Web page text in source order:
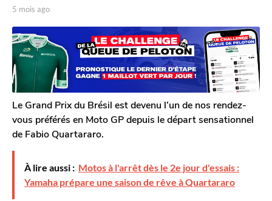
4
m
o
i
s
a
g
o
p
r
T
o
m
G
a
l
r
o
n
5 mois ago
i
s
g
o
Le Grand Prix du Brésil est devenu l’un de nos rendez-
vous préférés en Moto GP depuis le départ sensationnel
de Fabio Quartararo.
À lire aussi : Motos à l'arrêt dès le 2e jour d'essais :
Yamaha prépare une saison de rêve à Quartararo